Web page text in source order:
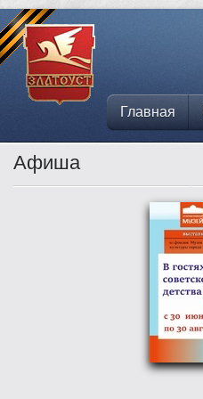
Главная
Афиша